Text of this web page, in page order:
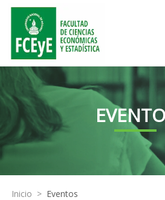
Inicio > Eventos